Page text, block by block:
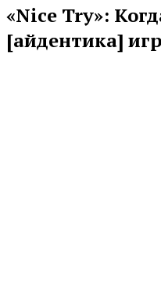
«Nice Try»:
[айдентика]